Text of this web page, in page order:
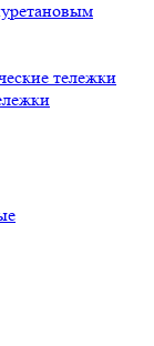
тележки